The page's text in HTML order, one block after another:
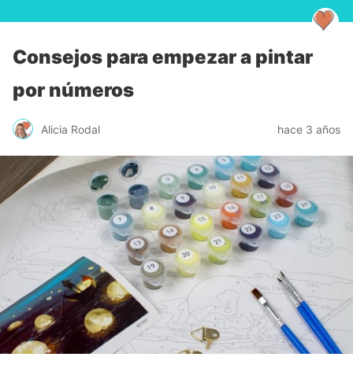
Consejos para empezar a pintar
por números
Alicia Rodal hace 3 años